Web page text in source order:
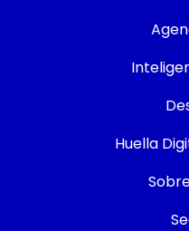
Huella